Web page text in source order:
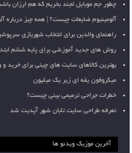
چطور جم موبایل لجند بخریم که هم ارزان
آلومینیوم ضایعات چیست؟ | همه چیز درباره
راهنمای والدین برای انتخاب شهربازی
روش های جدید آموزشی برای پایه ششم
بهترین کالاهای سایت های چینی برای خرید و
میکروفون یقه ای زیر یک میلیون
خطرات جراحی ترمیمی بینی چیست؟
تعرفه طراحی سایت تابان شهر آپدیت شد
آخرین موزیک ویدئو ها